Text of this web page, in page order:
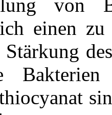
von
einen